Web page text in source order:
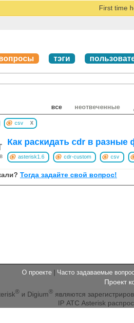
First time
тэги
все неотвеченные
csv x
Как раскидать cdr в
asterisk1.6 cdr-custom csv
Тогда задайте свой вопрос!
О проекте | Часто задаваемые
Проект
®и Digium®являются
IP АТС Asterisk